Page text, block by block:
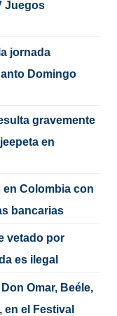
Juegos
jornada
Domingo
gravemente
en
Colombia con
bancarias
vetado por
es ilegal
Omar, Beéle,
en el Festival